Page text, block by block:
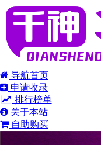
导航首页
申请收录
排行榜单
关于本站
自助购买